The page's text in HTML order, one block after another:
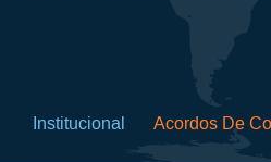
Institucional Acordos De